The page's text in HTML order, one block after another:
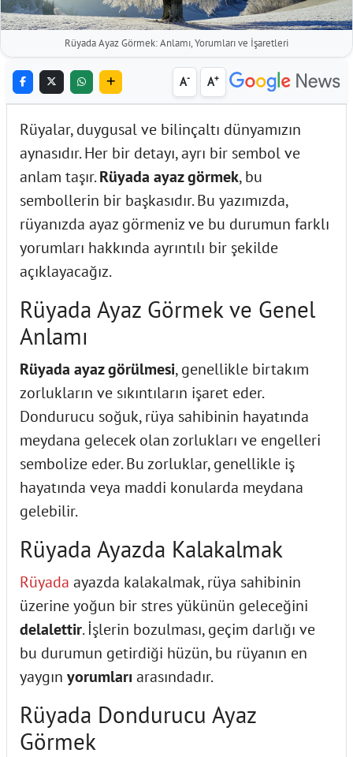
Rüyada Ayaz Görmek: Anlamı, Yorumları ve İşaretleri
A- A+
Rüyalar, duygusal ve bilinçaltı dünyamızın
aynasıdır. Her bir detayı, ayrı bir sembol ve
anlam taşır.Rüyada ayaz görmek, bu
sembollerin bir başkasıdır. Bu yazımızda,
rüyanızda ayaz görmeniz ve bu durumun farklı
yorumları hakkında ayrıntılı bir şekilde
açıklayacağız.
Rüyada Ayaz Görmek ve Genel
Anlamı
Rüyada ayaz görülmesi, genellikle birtakım
zorlukların ve sıkıntıların işaret eder.
Dondurucu soğuk, rüya sahibinin hayatında
meydana gelecek olan zorlukları ve engelleri
sembolize eder. Bu zorluklar, genellikle iş
hayatında veya maddi konularda meydana
gelebilir.
Rüyada Ayazda Kalakalmak
Rüyada ayazda kalakalmak, rüya sahibinin
üzerine yoğun bir stres yükünün geleceğini
delalettir. İşlerin bozulması, geçim darlığı ve
bu durumun getirdiği hüzün, bu rüyanın en
yaygın yorumları arasındadır.
Rüyada Dondurucu Ayaz
Görmek